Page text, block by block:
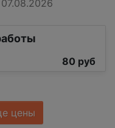
80 руб
цены